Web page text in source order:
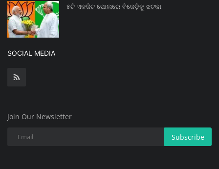
୫ଟି ଏକଜିଟ ପୋଲରେ ବିଜେଡ଼ିକୁ ଝଟକା
SOCIAL MEDIA
Join Our Newsletter
Subscribe